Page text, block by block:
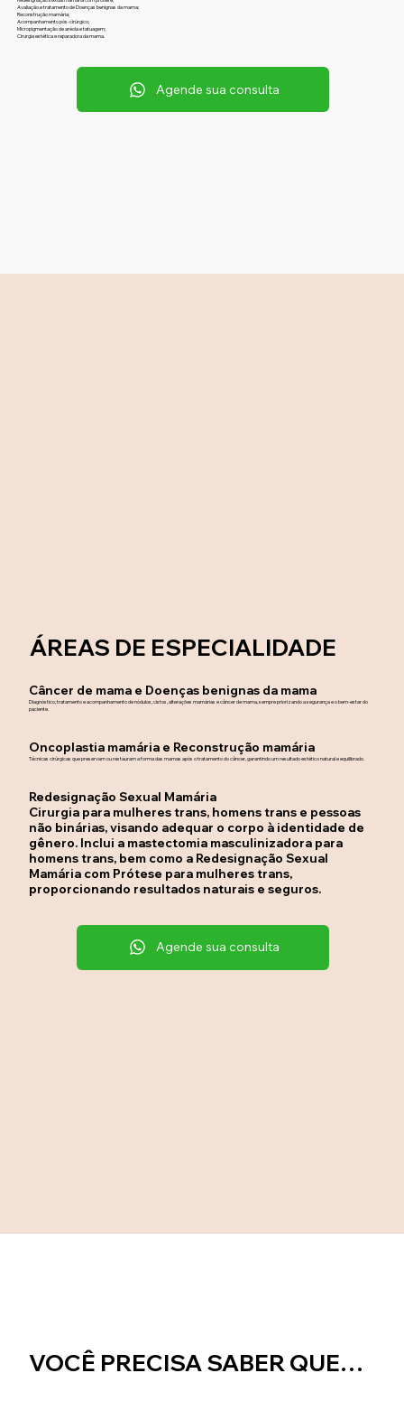
Avaliação e tratamento de Doenças benignas da mama;
Reconstrução mamária;
Acompanhamento pós-cirúrgico;
Micropigmentação de aréola e tatuagem;
Cirurgia estética e reparadora da mama.
Agende sua consulta
ÁREAS DE ESPECIALIDADE
Câncer de mama e Doenças benignas da mama
Diagnóstico, tratamento e acompanhamento de nódulos, cistos, alterações mamárias e câncer de mama, sempre priorizando a segurança e o bem-estar do
paciente.
Oncoplastia mamária e Reconstrução mamária
Técnicas cirúrgicas que preservam ou restauram a forma das mamas após o tratamento do câncer, garantindo um resultado estético natural e equilibrado.
Redesignação Sexual Mamária
Cirurgia para mulheres trans, homens trans e pessoas
não binárias, visando adequar o corpo à identidade de
gênero. Inclui a mastectomia masculinizadora para
homens trans, bem como a Redesignação Sexual
Mamária com Prótese para mulheres trans,
proporcionando resultados naturais e seguros.
Agende sua consulta
VOCÊ PRECISA SABER QUE…